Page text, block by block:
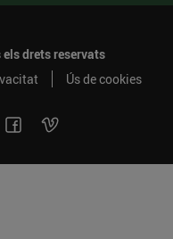
els drets reservats
Ús de cookies